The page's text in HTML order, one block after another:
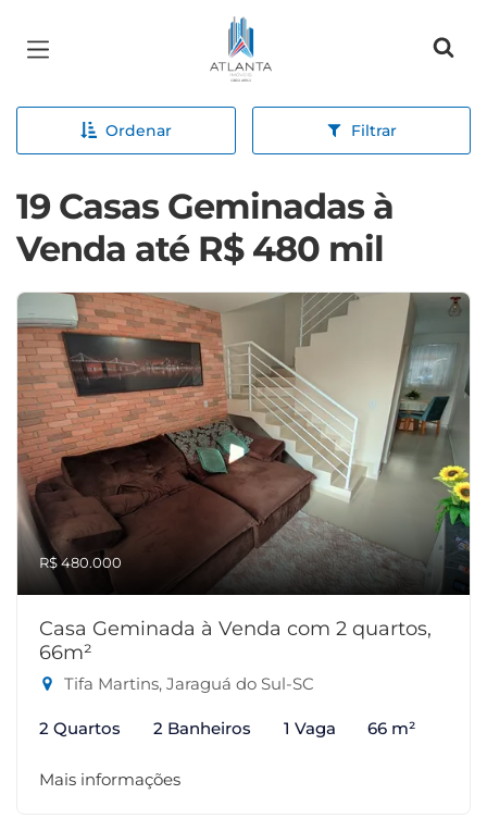
Página inicial
Ordenar Filtrar
19 Casas Geminadas à
Venda até R$ 480 mil
R$ 480.000
Casa Geminada à Venda com 2 quartos,
66m²
Tifa Martins, Jaraguá do Sul-SC
2 Quartos 2 Banheiros 1 Vaga 66 m²
Mais informações